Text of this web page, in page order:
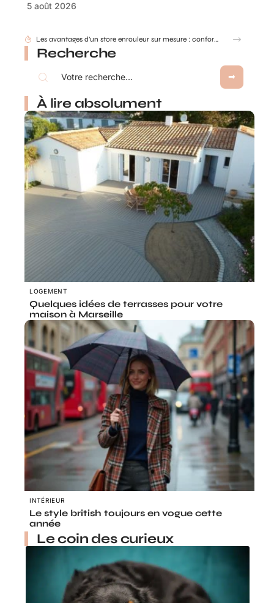
5 août 2026
Les avantages d’un store enrouleur sur mesure : confort, design et adaptabilité
Recherche
À lire absolument
LOGEMENT
Quelques idées de terrasses pour votre
maison à Marseille
INTÉRIEUR
Le style british toujours en vogue cette
année
Le coin des curieux